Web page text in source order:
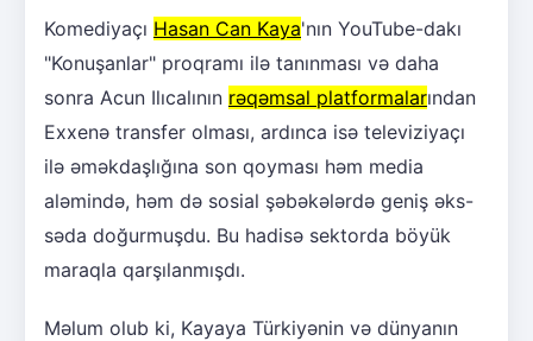
Komediyaçı Hasan Can Kaya'nın YouTube-dakı
"Konuşanlar" proqramı ilə tanınması və daha
sonra Acun Ilıcalının rəqəmsal platformalarından
Exxenə transfer olması, ardınca isə televiziyaçı
ilə əməkdaşlığına son qoyması həm media
aləmində, həm də sosial şəbəkələrdə geniş əks-
səda doğurmuşdu. Bu hadisə sektorda böyük
maraqla qarşılanmışdı.
Məlum olub ki, Kayaya Türkiyənin və dünyanın